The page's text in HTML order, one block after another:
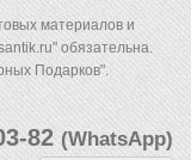
материалов и
обязательна.
Подарков".
82(WhatsApp)